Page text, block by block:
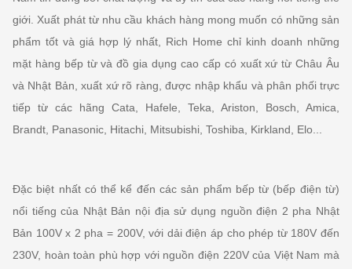
giới. Xuất phát từ nhu cầu khách hàng mong muốn có những sản
phẩm tốt và giá hợp lý nhất, Rich Home chỉ kinh doanh những
mặt hàng bếp từ và đồ gia dụng cao cấp có xuất xứ từ Châu Âu
và Nhật Bản, xuất xứ rõ ràng, được nhập khẩu và phân phối trực
tiếp từ các hãng Cata, Hafele, Teka, Ariston, Bosch, Amica,
Brandt, Panasonic, Hitachi, Mitsubishi, Toshiba, Kirkland, Elo...
Đặc biệt nhất có thể kể đến các sản phẩm bếp từ (bếp điện từ)
nổi tiếng của Nhật Bản nội địa sử dụng nguồn điện 2 pha Nhật
Bản 100V x 2 pha = 200V, với dải điện áp cho phép từ 180V đến
230V, hoàn toàn phù hợp với nguồn điện 220V của Việt Nam mà